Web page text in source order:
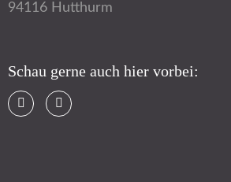
94116 Hutthurm
Schau gerne auch hier vorbei: